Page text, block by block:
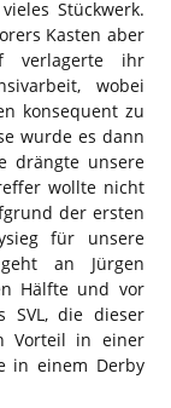
Stückwerk.
Kasten aber
verlagerte ihr
wobei
konsequent zu
wurde es dann
drängte unsere
wollte nicht
der ersten
für unsere
an Jürgen
Hälfte und vor
SVL, die dieser
Vorteil in einer
in einem Derby